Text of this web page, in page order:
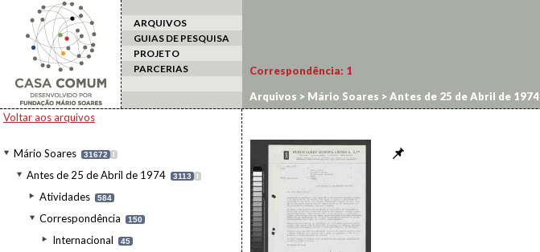
ARQUIVOS
GUIAS DE PESQUISA
PROJETO
PARCERIAS
Voltar aos arquivos
Mário Soares 31672 I
Antes de 25 de Abril de 1974 3113 I
Atividades 584
Correspondência 150
Internacional 45
Correspondência: 1
Arquivos > Mário Soares >Antes de 25 de Abril de 1974